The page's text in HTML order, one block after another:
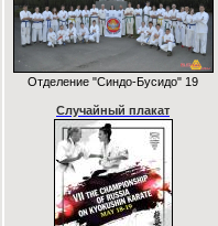
Отделение "Синдо-Бусидо" 19
Случайный плакат